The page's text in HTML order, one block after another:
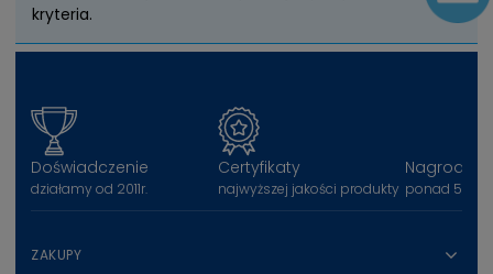
kryteria.
Doświadczenie
działamy od 2011r.
Certyfikaty
najwyższej jakości produkty
Nagrody
ponad 50
ZAKUPY